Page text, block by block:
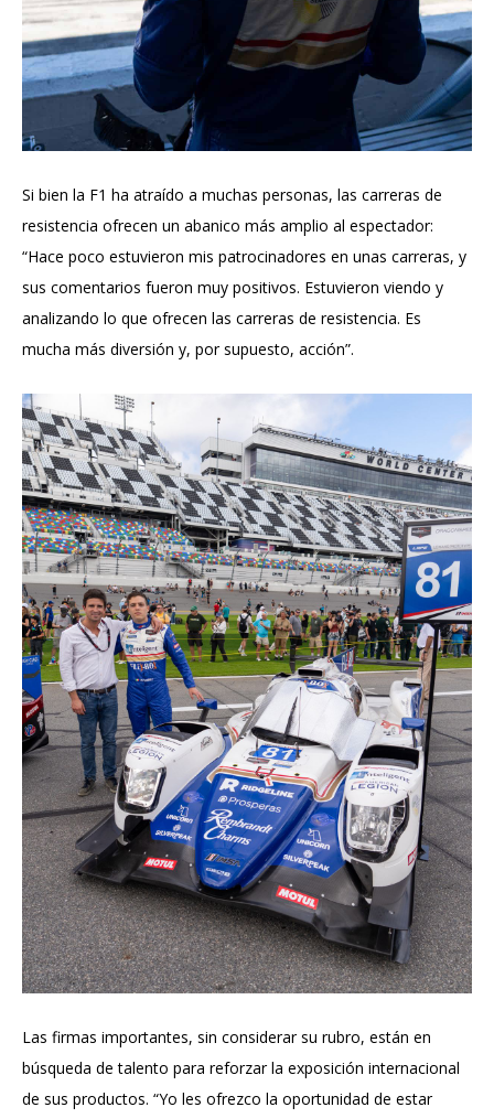
Si bien la F1 ha atraído a muchas personas, las carreras de
resistencia ofrecen un abanico más amplio al espectador:
“Hace poco estuvieron mis patrocinadores en unas carreras, y
sus comentarios fueron muy positivos. Estuvieron viendo y
analizando lo que ofrecen las carreras de resistencia. Es
mucha más diversión y, por supuesto, acción”.
Las firmas importantes, sin considerar su rubro, están en
búsqueda de talento para reforzar la exposición internacional
de sus productos. “Yo les ofrezco la oportunidad de estar